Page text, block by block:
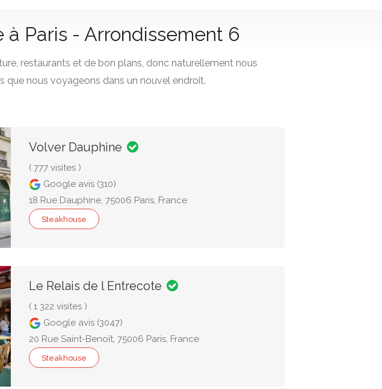
Paris - Arrondissement 6
restaurants et de bon plans, donc naturellement nous
que nous voyageons dans un nouvel endroit.
Volver Dauphine
( 777 visites )
Google avis (310)
18 Rue Dauphine, 75006 Paris, France
Steakhouse
Le Relais de l Entrecote
( 1 322 visites )
Google avis (3047)
20 Rue Saint-Benoît, 75006 Paris, France
Steakhouse